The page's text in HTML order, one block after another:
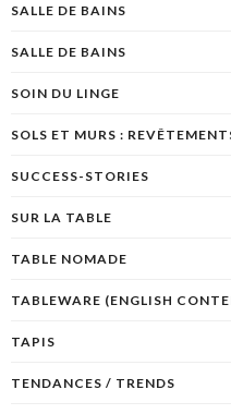
SALLE DE BAINS
SALLE DE BAINS
SOIN DU LINGE
SOLS ET MURS :
SUCCESS-STORIES
SUR LA TABLE
TABLE NOMADE
TABLEWARE (ENGLISH
TAPIS
TENDANCES / TRENDS